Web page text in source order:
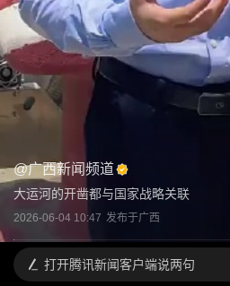
@广西新闻频道
大运河的开凿都与国家战略关联
2026-06-04 10:47 发布于广西
打开腾讯新闻客户端说两句